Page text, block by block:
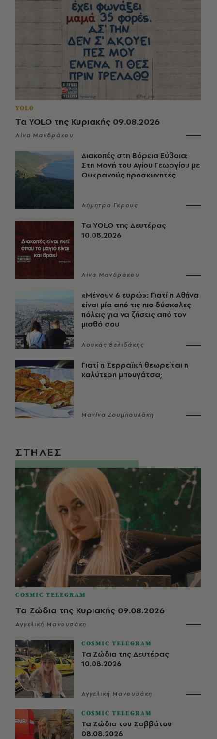
YOLO
Τα YOLO της Κυριακής 09.08.2026
Λίνα Μανδράκου
Διακοπές στη Βόρεια Εύβοια:
Στη Μονή του Αγίου Γεωργίου με
Ουκρανούς προσκυνητές
Δήμητρα Γκρους
Τα YOLO της Δευτέρας
10.08.2026
Λίνα Μανδράκου
«Μένουν 6 ευρώ»: Γιατί η Αθήνα
είναι μία από τις πιο δύσκολες
πόλεις για να ζήσεις από τον
μισθό σου
Λουκάς Βελιδάκης
Γιατί η Σερραϊκή θεωρείται η
καλύτερη μπουγάτσα;
Μανίνα Ζουμπουλάκη
ΣΤΗΛΕΣ
COSMIC TELEGRAM
Τα Ζώδια της Κυριακής 09.08.2026
Αγγελική Μανουσάκη
COSMIC TELEGRAM
Τα Ζώδια της Δευτέρας
10.08.2026
Αγγελική Μανουσάκη
COSMIC TELEGRAM
Τα Ζώδια του Σαββάτου
08.08.2026